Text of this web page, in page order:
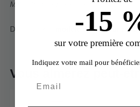
MK5976. Osez l’extraordinaire.
Découvrez le modèle en couleur rose
Vous aimerez peut-
-15
sur votre première
Indiquez votre mail pour